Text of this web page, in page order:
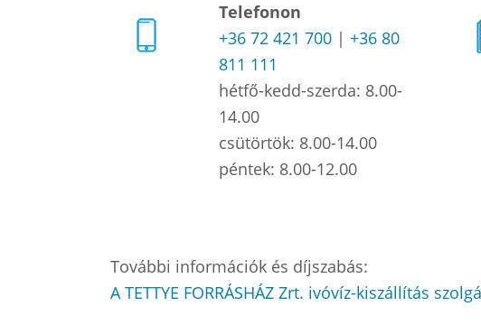
Telefonon
+36 72 421 700| +36 80
811 111
hétfő-kedd-szerda: 8.00-
14.00
csütörtök: 8.00-14.00
péntek: 8.00-12.00
További információk és díjszabás:
A TETTYE FORRÁSHÁZ Zrt. ivóvíz-kiszállítás